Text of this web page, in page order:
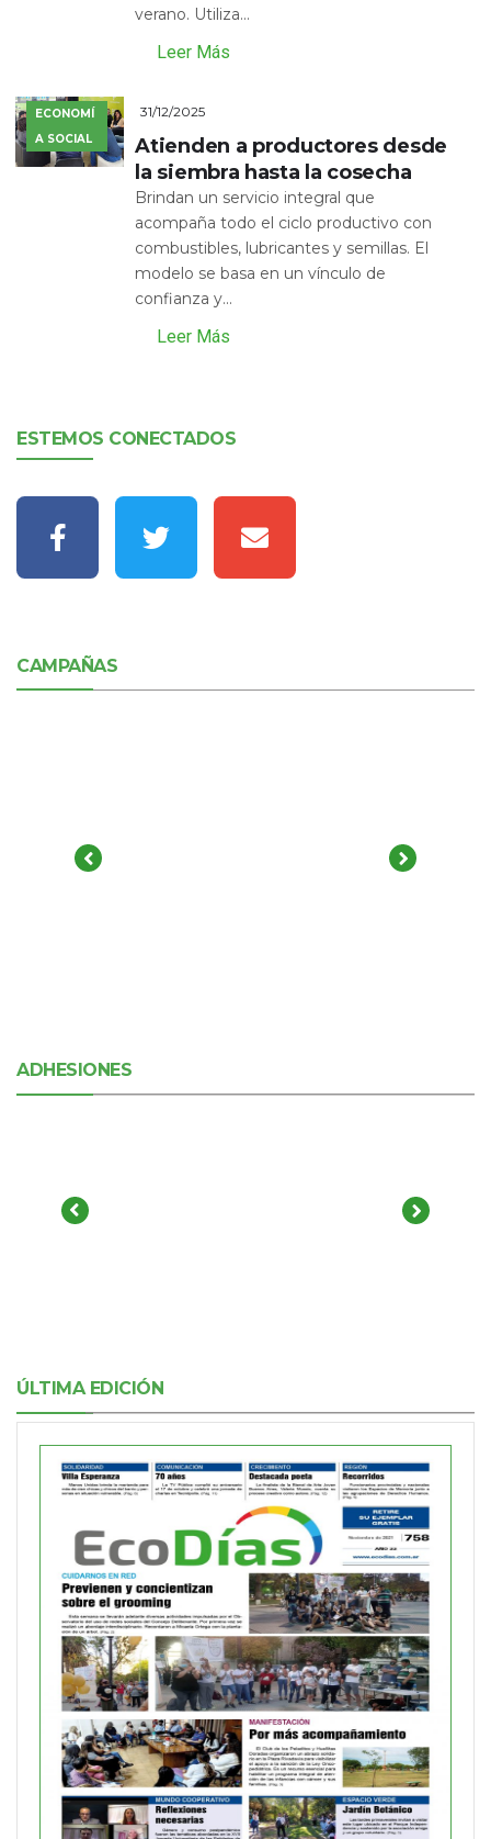
verano. Utiliza...
Leer Más
ECONOMÍ
A SOCIAL
31/12/2025
Atienden a productores desde
la siembra hasta la cosecha
Brindan un servicio integral que
acompaña todo el ciclo productivo con
combustibles, lubricantes y semillas. El
modelo se basa en un vínculo de
confianza y...
Leer Más
ESTEMOS CONECTADOS
CAMPAÑAS
ADHESIONES
ÚLTIMA EDICIÓN